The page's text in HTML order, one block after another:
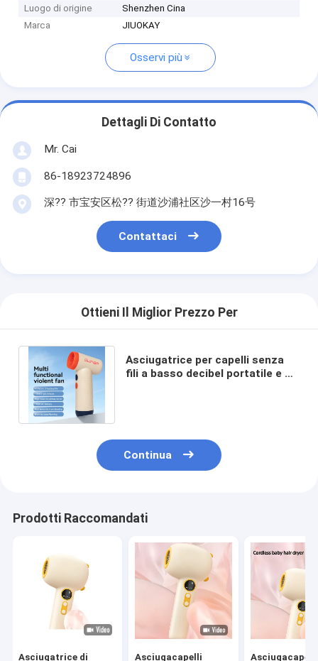
Luogo di origine
Shenzhen Cina
Marca
JIUOKAY
Osservi più
Dettagli Di Contatto
Mr. Cai
86-18923724896
深?? 市宝安区松?? 街道沙浦社区沙一村16号
Contattaci
Ottieni Il Miglior Prezzo Per
Asciugatrice per capelli senza
fili a basso decibel portatile e di
Continua
Prodotti Raccomandati
Asciugatrice di Asciugacapelli